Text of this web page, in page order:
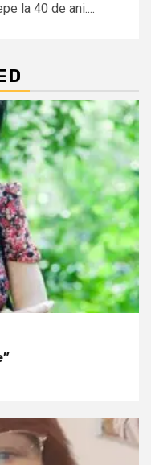
la 40 de ani....